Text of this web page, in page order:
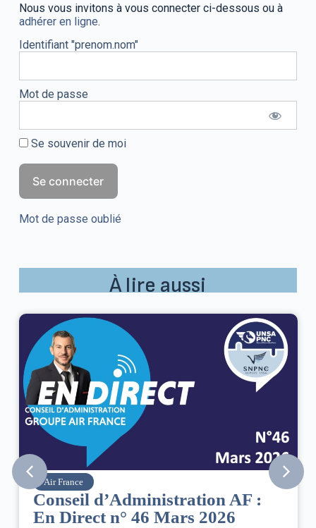
Nous vous invitons à vous connecter ci-dessous ou à
adhérer en ligne.
Identifiant "prenom.nom"
Mot de passe
Se souvenir de moi
Mot de passe oublié
À lire aussi
Air France
Conseil d’Administration AF :
En Direct n° 46 Mars 2026